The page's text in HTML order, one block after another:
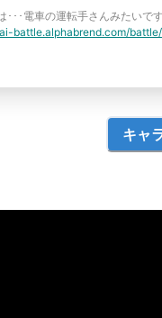
･･･電車の運転手さんみたいです
battle.alphabrend.com/
キャ